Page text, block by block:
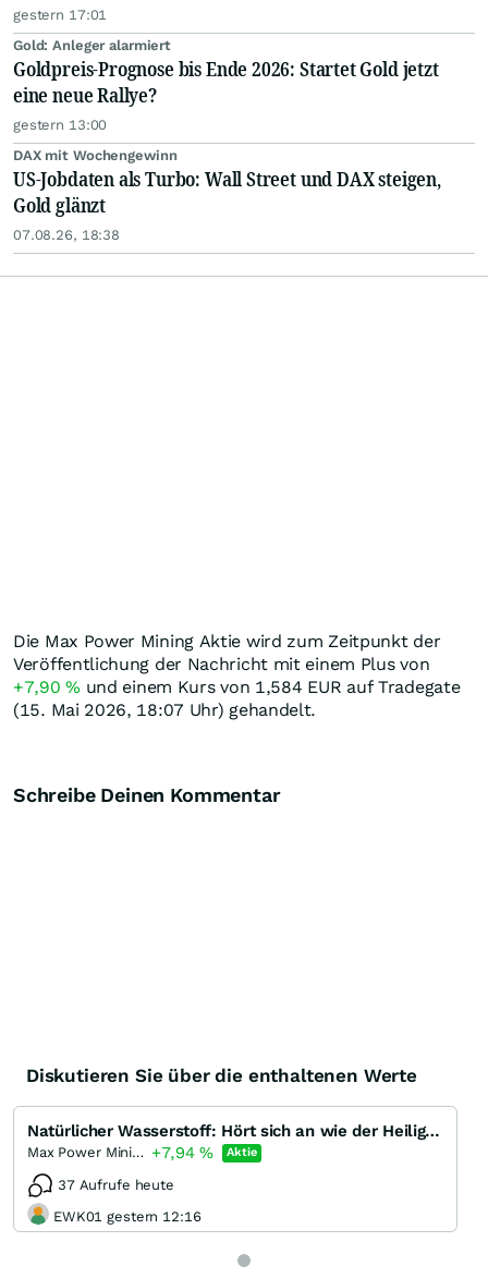
gestern 17:01
Gold: Anleger alarmiert
Goldpreis-Prognose bis Ende 2026: Startet Gold jetzt
eine neue Rallye?
gestern 13:00
DAX mit Wochengewinn
US-Jobdaten als Turbo: Wall Street und DAX steigen,
Gold glänzt
07.08.26, 18:38
Die Max Power Mining Aktie wird zum Zeitpunkt der
Veröffentlichung der Nachricht mit einem Plus von
+7,90% und einem Kurs von 1,584 EUR auf Tradegate
(15. Mai 2026, 18:07 Uhr) gehandelt.
Schreibe Deinen Kommentar
Diskutieren Sie über die enthaltenen Werte
Natürlicher Wasserstoff: Hört sich an wie der Heilige Gral der Energiebranche
Max Power Mining +7,94% Aktie
37 Aufrufe heute
EWK01 gestern 12:16